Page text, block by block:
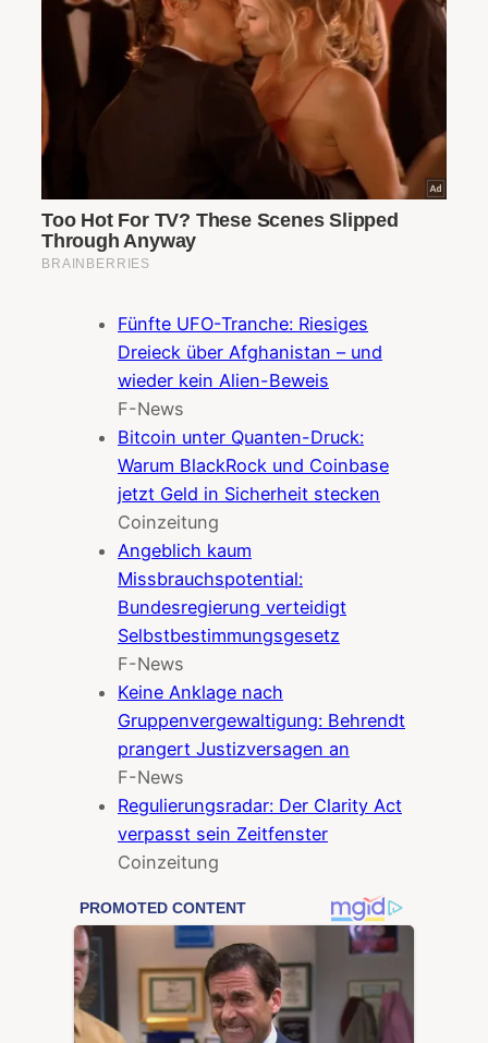
Fünfte UFO-Tranche: Riesiges
Dreieck über Afghanistan – und
wieder kein Alien-Beweis
F-News
Bitcoin unter Quanten-Druck:
Warum BlackRock und Coinbase
jetzt Geld in Sicherheit stecken
Coinzeitung
Angeblich kaum
Missbrauchspotential:
Bundesregierung verteidigt
Selbstbestimmungsgesetz
F-News
Keine Anklage nach
Gruppenvergewaltigung: Behrendt
prangert Justizversagen an
F-News
Regulierungsradar: Der Clarity Act
verpasst sein Zeitfenster
Coinzeitung